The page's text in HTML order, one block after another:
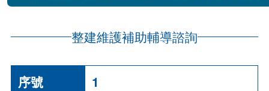
整建維護補助輔導諮詢
1